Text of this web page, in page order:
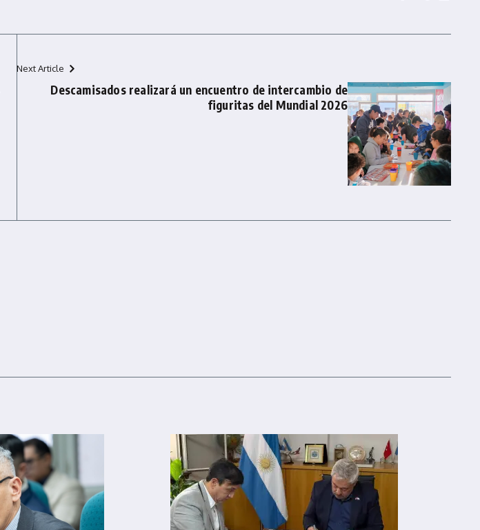
Next Article
Descamisados realizará un encuentro de intercambio de
figuritas del Mundial 2026